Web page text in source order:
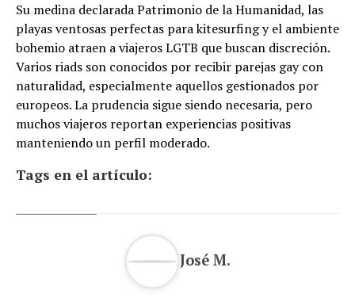
Su medina declarada Patrimonio de la Humanidad, las
playas ventosas perfectas para kitesurfing y el ambiente
bohemio atraen a viajeros LGTB que buscan discreción.
Varios riads son conocidos por recibir parejas gay con
naturalidad, especialmente aquellos gestionados por
europeos. La prudencia sigue siendo necesaria, pero
muchos viajeros reportan experiencias positivas
manteniendo un perfil moderado.
Tags en el artículo:
José M.